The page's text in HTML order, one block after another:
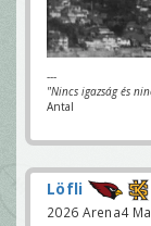
---
"Nincs igazság és
Antal
Löfli
2026 Arena4